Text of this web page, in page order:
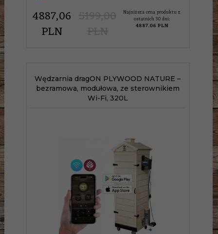
4887,06
PLN
Najniższa cena produktu z
ostatnich 30 dni:
4887.06 PLN
Wędzarnia dragON PLYWOOD NATURE –
bezramowa, modułowa, ze sterownikiem
Wi-Fi, 320L